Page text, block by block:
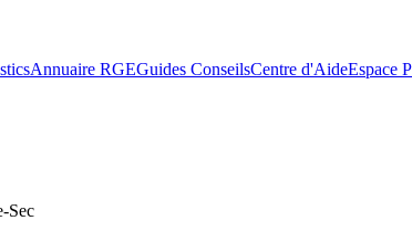
Annuaire RGEGuides ConseilsCentre d'AideEspace
Sec